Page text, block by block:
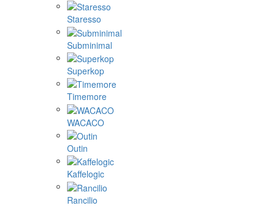
Staresso
Subminimal
Superkop
Timemore
WACACO
Outin
Kaffelogic
Rancilio